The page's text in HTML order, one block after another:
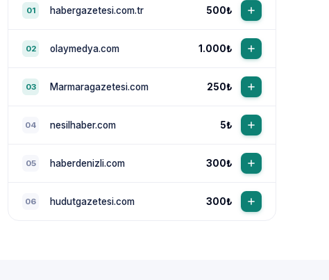
01 habergazetesi.com.tr 500₺
02 olaymedya.com 1.000₺
03 Marmaragazetesi.com 250₺
04 nesilhaber.com 5₺
05 haberdenizli.com 300₺
06 hudutgazetesi.com 300₺